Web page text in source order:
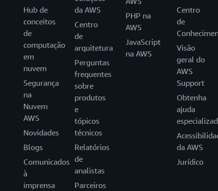
Hub de
conceitos
de
computação
em
nuvem
Segurança
na
Nuvem
AWS
Novidades
Blogs
Comunicados
à
imprensa
da AWS
Centro
de
arquitetura
Perguntas
frequentes
sobre
produtos
e
tópicos
técnicos
Relatórios
de
analistas
Parceiros
PHP na
AWS
JavaScript
na AWS
Centro
de
Visão
geral do
AWS
Support
Obtenha
ajuda
da AWS
Jurídico